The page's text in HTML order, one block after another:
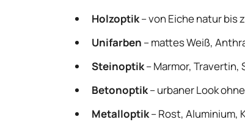
Holzoptik– von Eiche natur bis
Unifarben – mattes Weiß,
Steinoptik– Marmor, Travertin,
Betonoptik– urbaner Look
Metalloptik– Rost, Aluminium,